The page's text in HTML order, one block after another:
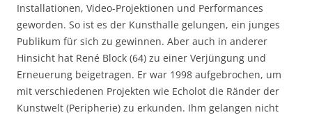
Installationen, Video-Projektionen und Performances
geworden. So ist es der Kunsthalle gelungen, ein junges
Publikum für sich zu gewinnen. Aber auch in anderer
Hinsicht hat René Block (64) zu einer Verjüngung und
Erneuerung beigetragen. Er war 1998 aufgebrochen, um
mit verschiedenen Projekten wie Echolot die Ränder der
Kunstwelt (Peripherie) zu erkunden. Ihm gelangen nicht